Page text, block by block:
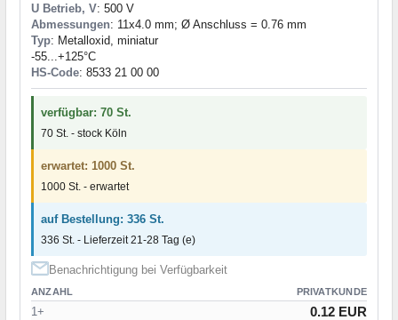
U Betrieb, V: 500 V
Abmessungen: 11x4.0 mm; Ø Anschluss = 0.76 mm
Typ: Metalloxid, miniatur
-55...+125°C
HS-Code: 8533 21 00 00
verfügbar: 70 St.
70 St. - stock Köln
erwartet: 1000 St.
1000 St. - erwartet
auf Bestellung: 336 St.
336 St. - Lieferzeit 21-28 Tag (e)
Benachrichtigung bei Verfügbarkeit
ANZAHL PRIVATKUNDE
1+ 0.12 EUR